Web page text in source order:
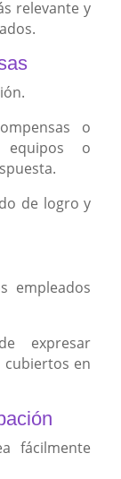
relevante y
o
equipos o
de logro y
empleados
expresar
en
fácilmente